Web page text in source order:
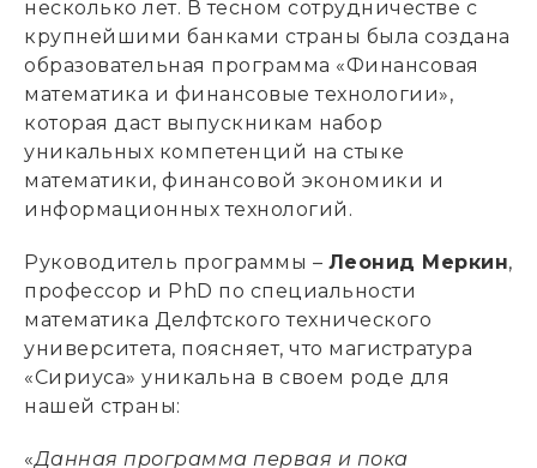
несколько лет. В тесном сотрудничестве с
крупнейшими банками страны была создана
образовательная программа «Финансовая
математика и финансовые технологии»,
которая даст выпускникам набор
уникальных компетенций на стыке
математики, финансовой экономики и
информационных технологий.
Руководитель программы – Леонид Меркин,
профессор и PhD по специальности
математика Делфтского технического
университета, поясняет, что магистратура
«Сириуса» уникальна в своем роде для
нашей страны:
«Данная программа первая и пока